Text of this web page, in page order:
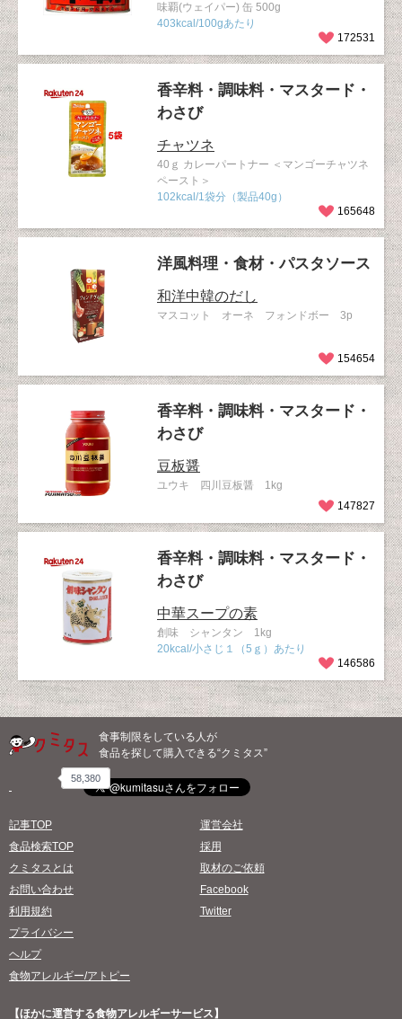
味覇(ウェイパー) 缶 500g
403kcal/100gあたり
172531
香辛料・調味料・マスタード・
わさび
チャツネ
40ｇ カレーパートナー ＜マンゴーチャツネ
ペースト＞
102kcal/1袋分（製品40g）
165648
洋風料理・食材・パスタソース
和洋中韓のだし
マスコット オーネ フォンドボー 3p
154654
香辛料・調味料・マスタード・
わさび
豆板醤
ユウキ 四川豆板醤 1kg
147827
香辛料・調味料・マスタード・
わさび
中華スープの素
創味 シャンタン 1kg
20kcal/小さじ１（5ｇ）あたり
146586
食事制限をしている人が
食品を探して購入できる“クミタス”
58,380
記事TOP
食品検索TOP
クミタスとは
お問い合わせ
利用規約
プライバシー
ヘルプ
食物アレルギー/アトピー
運営会社
採用
取材のご依頼
Facebook
Twitter
【ほかに運営する食物アレルギーサービス】